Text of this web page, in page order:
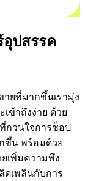
อุปสรรค
ยที่มากขึ้นเรามุ่ง
ข้าถึงง่าย ด้วย
กวนใจการช็อป
ขึ้น พร้อมด้วย
เพิ่มความพึง
ดเพลินกับการ